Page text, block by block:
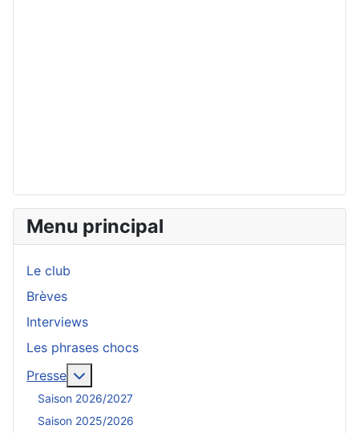
Menu principal
Le club
Brèves
Interviews
Les phrases chocs
Presse
Saison 2026/2027
Saison 2025/2026